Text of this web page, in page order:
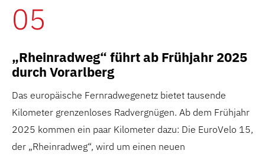
05
„Rheinradweg“ führt ab Frühjahr 2025
durch Vorarlberg
Das europäische Fernradwegenetz bietet tausende
Kilometer grenzenloses Radvergnügen. Ab dem Frühjahr
2025 kommen ein paar Kilometer dazu: Die EuroVelo 15,
der „Rheinradweg“, wird um einen neuen